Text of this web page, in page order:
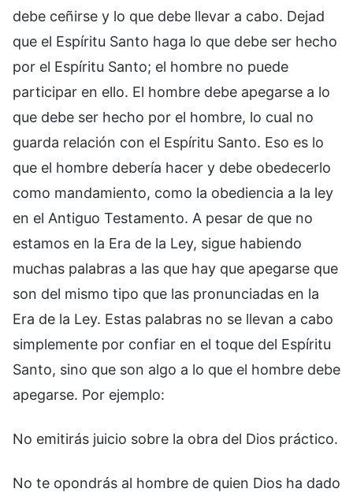
debe ceñirse y lo que debe llevar a cabo. Dejad
que el Espíritu Santo haga lo que debe ser hecho
por el Espíritu Santo; el hombre no puede
participar en ello. El hombre debe apegarse a lo
que debe ser hecho por el hombre, lo cual no
guarda relación con el Espíritu Santo. Eso es lo
que el hombre debería hacer y debe obedecerlo
como mandamiento, como la obediencia a la ley
en el Antiguo Testamento. A pesar de que no
estamos en la Era de la Ley, sigue habiendo
muchas palabras a las que hay que apegarse que
son del mismo tipo que las pronunciadas en la
Era de la Ley. Estas palabras no se llevan a cabo
simplemente por confiar en el toque del Espíritu
Santo, sino que son algo a lo que el hombre debe
apegarse. Por ejemplo:
No emitirás juicio sobre la obra del Dios práctico.
No te opondrás al hombre de quien Dios ha dado